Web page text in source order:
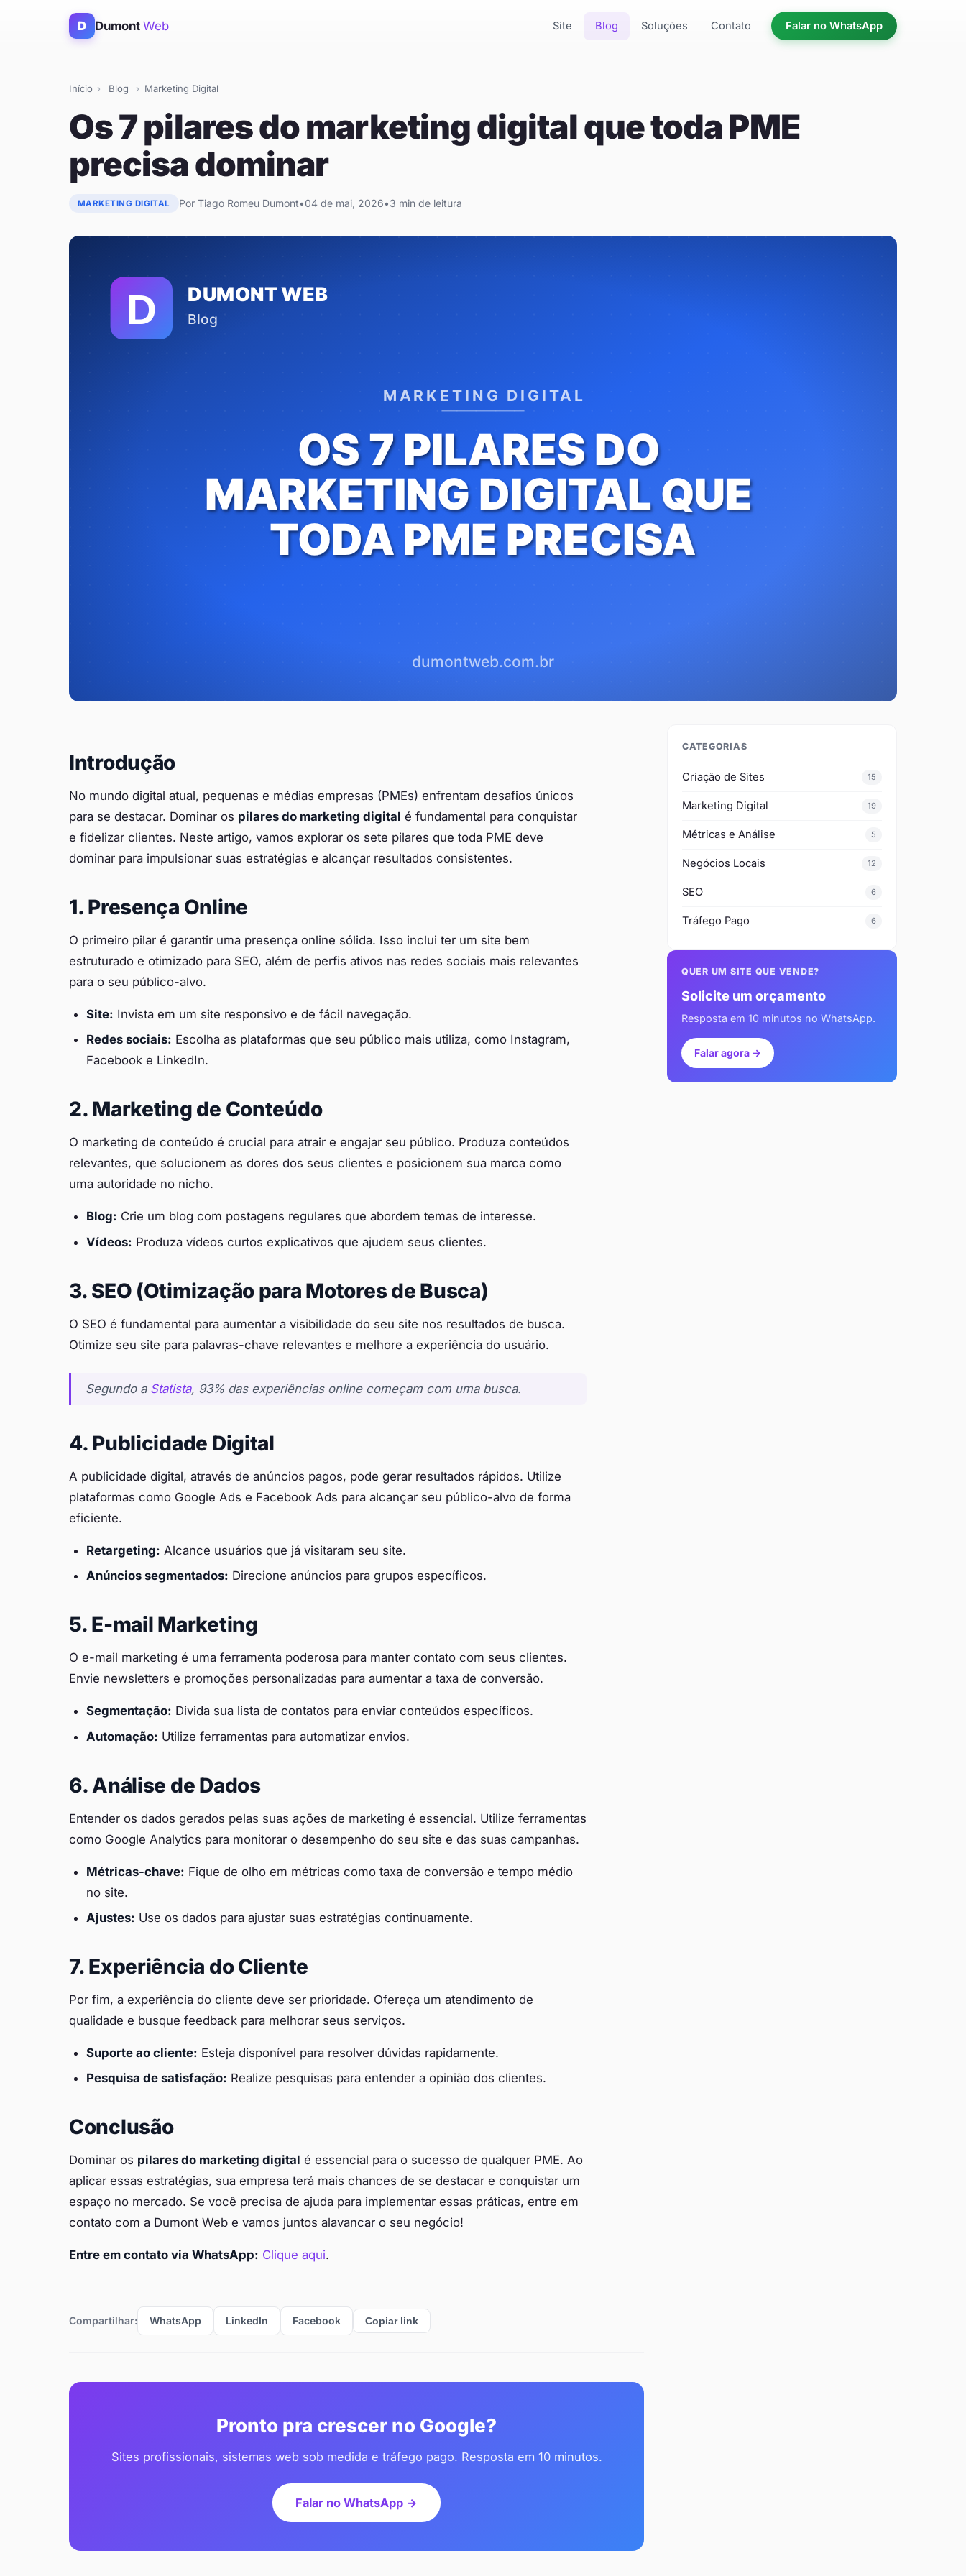
D Dumont Web Site Blog Soluções Contato Falar no WhatsApp
Início › Blog › Marketing Digital
Os 7 pilares do marketing digital que toda PME
precisa dominar
MARKETING DIGITAL Por Tiago Romeu Dumont•04 de mai, 2026•3 min de leitura
Introdução
No mundo digital atual, pequenas e médias empresas (PMEs) enfrentam desafios únicos
para se destacar. Dominar os pilares do marketing digital é fundamental para conquistar
e fidelizar clientes. Neste artigo, vamos explorar os sete pilares que toda PME deve
dominar para impulsionar suas estratégias e alcançar resultados consistentes.
1. Presença Online
O primeiro pilar é garantir uma presença online sólida. Isso inclui ter um site bem
estruturado e otimizado para SEO, além de perfis ativos nas redes sociais mais relevantes
para o seu público-alvo.
Site: Invista em um site responsivo e de fácil navegação.
Redes sociais: Escolha as plataformas que seu público mais utiliza, como Instagram,
Facebook e LinkedIn.
2. Marketing de Conteúdo
O marketing de conteúdo é crucial para atrair e engajar seu público. Produza conteúdos
relevantes, que solucionem as dores dos seus clientes e posicionem sua marca como
uma autoridade no nicho.
Blog: Crie um blog com postagens regulares que abordem temas de interesse.
Vídeos: Produza vídeos curtos explicativos que ajudem seus clientes.
3. SEO (Otimização para Motores de Busca)
O SEO é fundamental para aumentar a visibilidade do seu site nos resultados de busca.
Otimize seu site para palavras-chave relevantes e melhore a experiência do usuário.
Segundo a Statista, 93% das experiências online começam com uma busca.
4. Publicidade Digital
A publicidade digital, através de anúncios pagos, pode gerar resultados rápidos. Utilize
plataformas como Google Ads e Facebook Ads para alcançar seu público-alvo de forma
eficiente.
Retargeting: Alcance usuários que já visitaram seu site.
Anúncios segmentados: Direcione anúncios para grupos específicos.
5. E-mail Marketing
O e-mail marketing é uma ferramenta poderosa para manter contato com seus clientes.
Envie newsletters e promoções personalizadas para aumentar a taxa de conversão.
Segmentação: Divida sua lista de contatos para enviar conteúdos específicos.
Automação: Utilize ferramentas para automatizar envios.
6. Análise de Dados
Entender os dados gerados pelas suas ações de marketing é essencial. Utilize ferramentas
como Google Analytics para monitorar o desempenho do seu site e das suas campanhas.
Métricas-chave: Fique de olho em métricas como taxa de conversão e tempo médio
no site.
Ajustes: Use os dados para ajustar suas estratégias continuamente.
7. Experiência do Cliente
Por fim, a experiência do cliente deve ser prioridade. Ofereça um atendimento de
qualidade e busque feedback para melhorar seus serviços.
Suporte ao cliente: Esteja disponível para resolver dúvidas rapidamente.
Pesquisa de satisfação: Realize pesquisas para entender a opinião dos clientes.
Conclusão
Dominar os pilares do marketing digital é essencial para o sucesso de qualquer PME. Ao
aplicar essas estratégias, sua empresa terá mais chances de se destacar e conquistar um
espaço no mercado. Se você precisa de ajuda para implementar essas práticas, entre em
contato com a Dumont Web e vamos juntos alavancar o seu negócio!
Entre em contato via WhatsApp: Clique aqui.
Compartilhar: WhatsApp LinkedIn Facebook Copiar link
Pronto pra crescer no Google?
Sites profissionais, sistemas web sob medida e tráfego pago. Resposta em 10 minutos.
Falar no WhatsApp →
CATEGORIAS
Criação de Sites 15
Marketing Digital 19
Métricas e Análise 5
Negócios Locais 12
SEO 6
Tráfego Pago 6
QUER UM SITE QUE VENDE?
Solicite um orçamento
Resposta em 10 minutos no WhatsApp.
Falar agora →